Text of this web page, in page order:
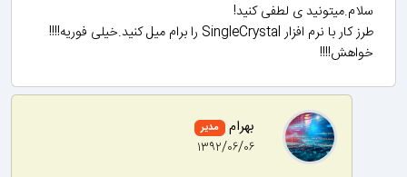
سلام.میتونید ی لطفی کنید!
طرز کار با نرم افزار SingleCrystal را برام میل کنید.خیلی فوریه!!!!
خواهش!!!!
بهرام مدیر
۱۳۹۲/۰۶/۰۶